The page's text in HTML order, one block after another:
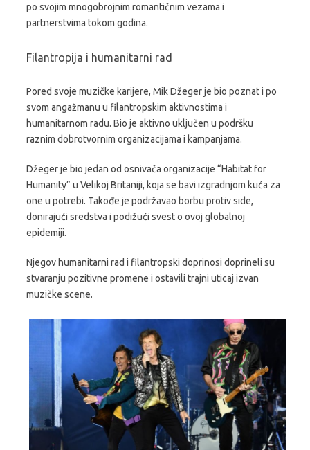
po svojim mnogobrojnim romantičnim vezama i
partnerstvima tokom godina.
Filantropija i humanitarni rad
Pored svoje muzičke karijere, Mik Džeger je bio poznat i po
svom angažmanu u filantropskim aktivnostima i
humanitarnom radu. Bio je aktivno uključen u podršku
raznim dobrotvornim organizacijama i kampanjama.
Džeger je bio jedan od osnivača organizacije “Habitat for
Humanity” u Velikoj Britaniji, koja se bavi izgradnjom kuća za
one u potrebi. Takođe je podržavao borbu protiv side,
donirajući sredstva i podižući svest o ovoj globalnoj
epidemiji.
Njegov humanitarni rad i filantropski doprinosi doprineli su
stvaranju pozitivne promene i ostavili trajni uticaj izvan
muzičke scene.